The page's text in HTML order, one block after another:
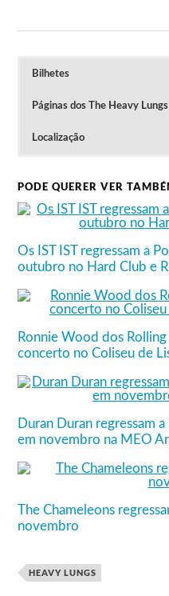
Bilhetes
Páginas dos The Heavy Lungs
Localização
Os bilhetes custam
mais taxas e estão
sites daseetickets
PODE QUERER VER
Os IST IST regressam a
outubro no Hard Club e
Ronnie Wood dos
concerto no Coliseu de
Duran Duran regressam
em novembro na MEO
The Chameleons
novembro
HEAVY LUNGS